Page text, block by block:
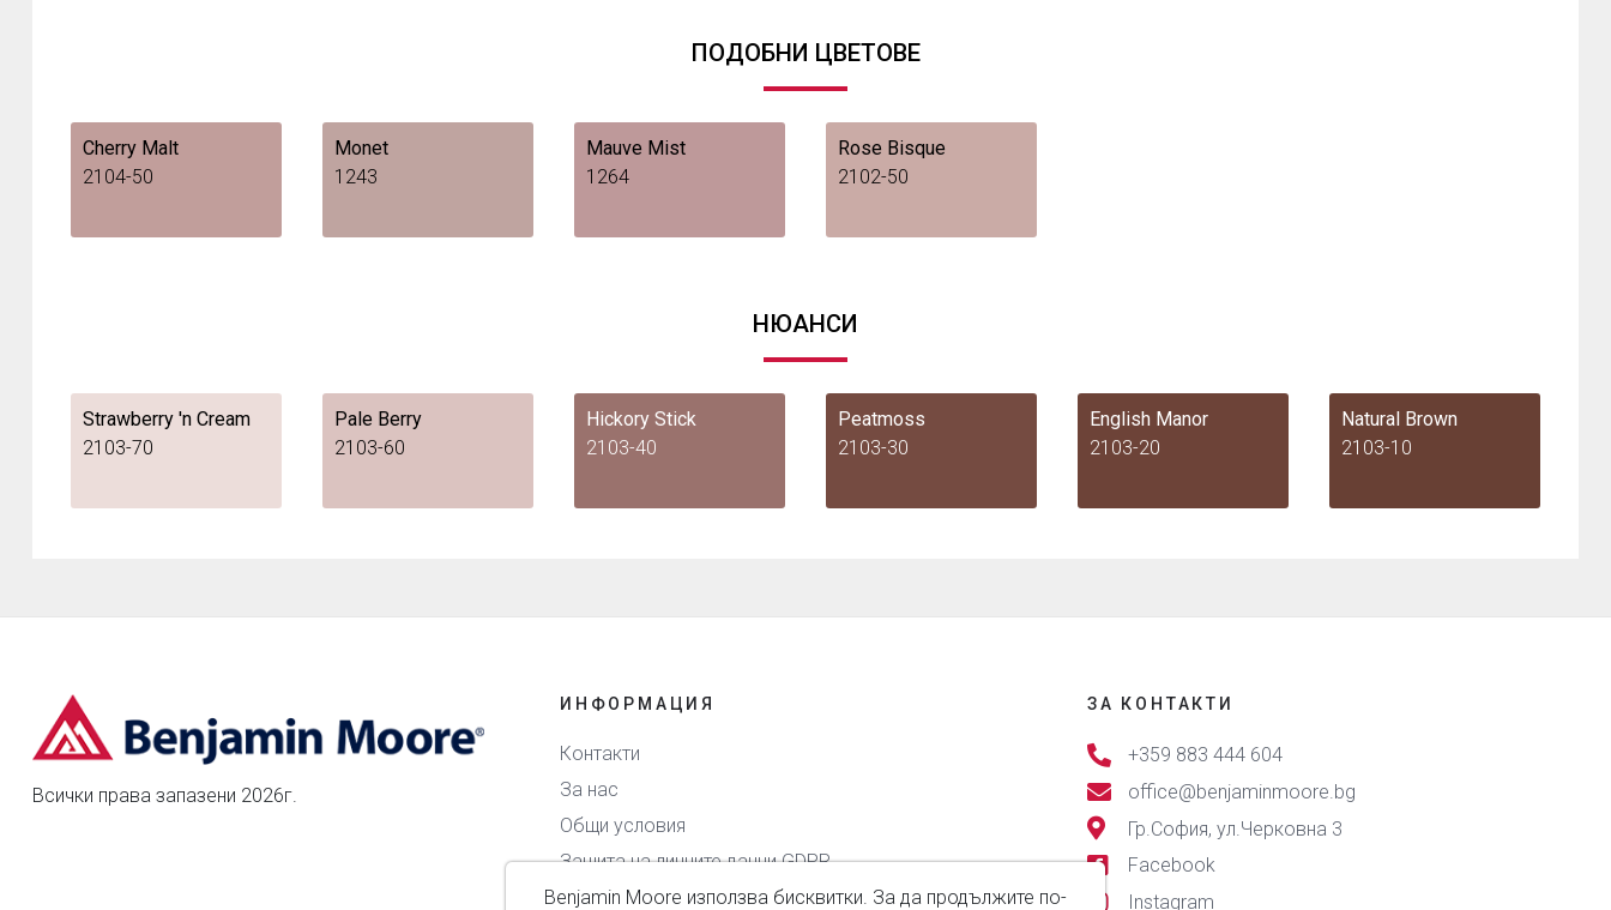
ПОДОБНИ ЦВЕТОВЕ
Cherry Malt
2104-50
Monet
1243
Mauve Mist
1264
Rose Bisque
2102-50
НЮАНСИ
Strawberry 'n Cream
2103-70
Pale Berry
2103-60
Hickory Stick
2103-40
Peatmoss
2103-30
English Manor
2103-20
Natural Brown
2103-10
Benjamin Moore използва бисквитки. За да продължите по-
Всички права запазени 2026г.
ИНФОРМАЦИЯ
Контакти
За нас
Общи условия
Защита на личните данни GDPR
Доставка и плащане
ЗА КОНТАКТИ
+359 883 444 604
office@benjaminmoore.bg
Гр.София, ул.Черковна 3
Facebook
Instagram